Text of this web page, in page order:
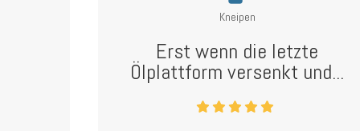
Kneipen
Erst wenn die letzte
Ölplattform versenkt und...